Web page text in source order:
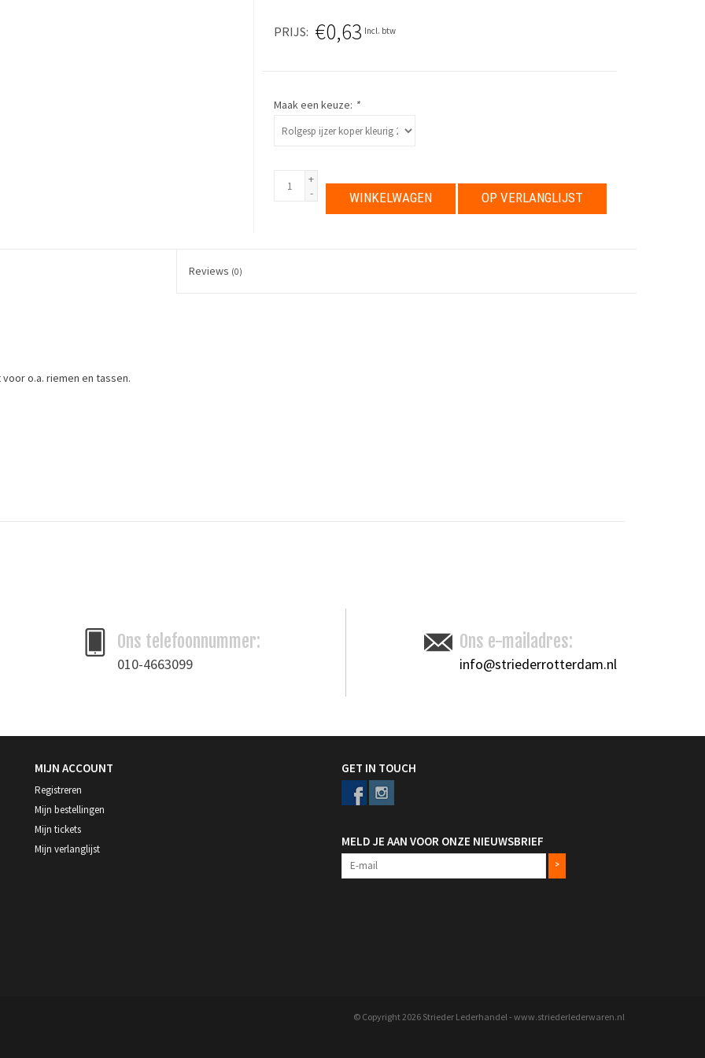
PRIJS €0,63 Incl. btw
Maak een keuze: *
+
-
WINKELWAGEN OP VERLANGLIJST
Reviews (0)
o.a. riemen en tassen.
Ons telefoonnummer:
010-4663099
Ons e-mailadres:
info@striederrotterdam.nl
MIJN ACCOUNT
Registreren
Mijn bestellingen
Mijn tickets
Mijn verlanglijst
GET IN TOUCH
MELD JE AAN VOOR ONZE NIEUWSBRIEF
>
© Copyright 2026 Strieder Lederhandel - www.striederlederwaren.nl